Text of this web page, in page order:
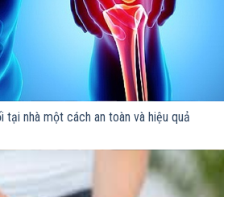
tại nhà một cách an toàn và hiệu quả